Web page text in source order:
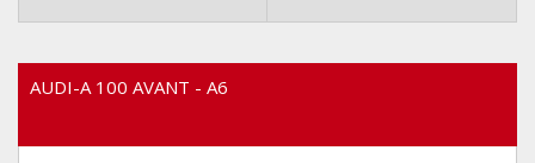
AUDI-A 100 AVANT - A6